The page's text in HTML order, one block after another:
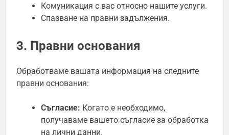
Комуникация с вас относно нашите услуги.
Спазване на правни задължения.
3. Правни основания
Обработваме вашата информация на следните
правни основания:
Съгласие: Когато е необходимо,
получаваме вашето съгласие за обработка
на лични данни.